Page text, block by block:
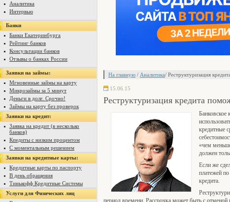
Аналитика
Интервью
Банки
Банки Екатеринбурга
Рейтинг банков
Консультации банков
Отзывы о банках России
Заявки на займы:
Мгновенные займы на карту
Микрозаймы за 5 минут
Деньги в долг. Срочно!
Займы на карту без проверок
Заявки на кредит:
Заявка на кредит (в несколько
банков)
Кпедиты с низким процентом
С моментальным решением
Заявки на кредитные карты:
Кредитные карты по паспорту
В день обращения
Тинькофф Кредитные Системы
Услуги для Физических лиц
На главную / Аналитика/ Реструктуризация
15.06.15
Реструктуризация кредита
Банковское
кредитные
«чем
должен
Если же
платежей
кредита.
период времени. Рассрочка может быть с